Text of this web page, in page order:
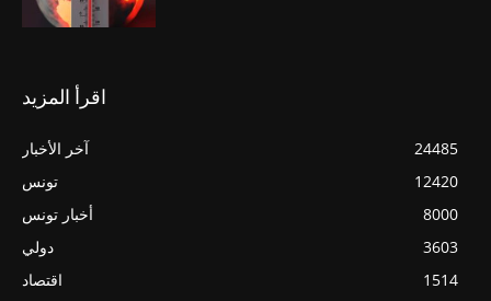
اقرأ المزيد
آخر الأخبار
24485
تونس
12420
أخبار تونس
8000
دولي
3603
اقتصاد
1514